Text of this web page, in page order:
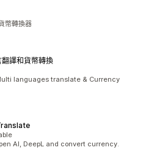
幣轉換器
譯和貨幣轉換
languages translate & Currency
AI, DeepL and convert currency.